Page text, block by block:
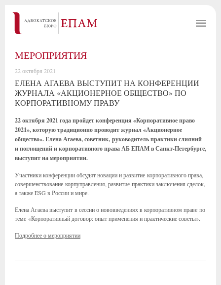
МЕРОПРИЯТИЯ
22 октября 2021
ЕЛЕНА АГАЕВА ВЫСТУПИТ НА КОНФЕРЕНЦИИ
ЖУРНАЛА «АКЦИОНЕРНОЕ ОБЩЕСТВО» ПО
КОРПОРАТИВНОМУ ПРАВУ
22 октября 2021 года пройдет конференция «Корпоративное право
2021», которую традиционно проводит журнал «Акционерное
общество». Елена Агаева, советник, руководитель практики слияний
и поглощений и корпоративного права АБ ЕПАМ в Санкт-Петербурге,
выступит на мероприятии.
Участники конференции обсудят новации и развитие корпоративного права,
совершенствование корпуправления, развитие практики заключения сделок,
а также ESG в России и мире.
Елена Агаева выступит в сессии о нововведениях в корпоративном праве по
теме «Корпоративный договор: опыт применения и практические советы».
Подробнее о мероприятии